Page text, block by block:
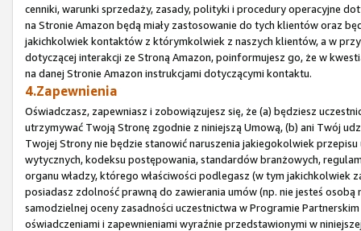
cenniki, warunki sprzedaży, zasady, polityki i procedury operacyjne
na Stronie Amazon będą miały zastosowanie do tych klientów oraz
jakichkolwiek kontaktów z którymkolwiek z naszych klientów, a w
dotyczącej interakcji ze Stroną Amazon, poinformujesz go, że w
na danej Stronie Amazon instrukcjami dotyczącymi kontaktu.
4.Zapewnienia
Oświadczasz, zapewniasz i zobowiązujesz się, że (a) będziesz
utrzymywać Twoją Stronę zgodnie z niniejszą Umową, (b) ani Twój
Twojej Strony nie będzie stanowić naruszenia jakiegokolwiek
wytycznych, kodeksu postępowania, standardów branżowych,
organu władzy, którego właściwości podlegasz (w tym jakichkolwiek
posiadasz zdolność prawną do zawierania umów (np. nie jesteś
samodzielnej oceny zasadności uczestnictwa w Programie
oświadczeniami i zapewnieniami wyraźnie przedstawionymi w